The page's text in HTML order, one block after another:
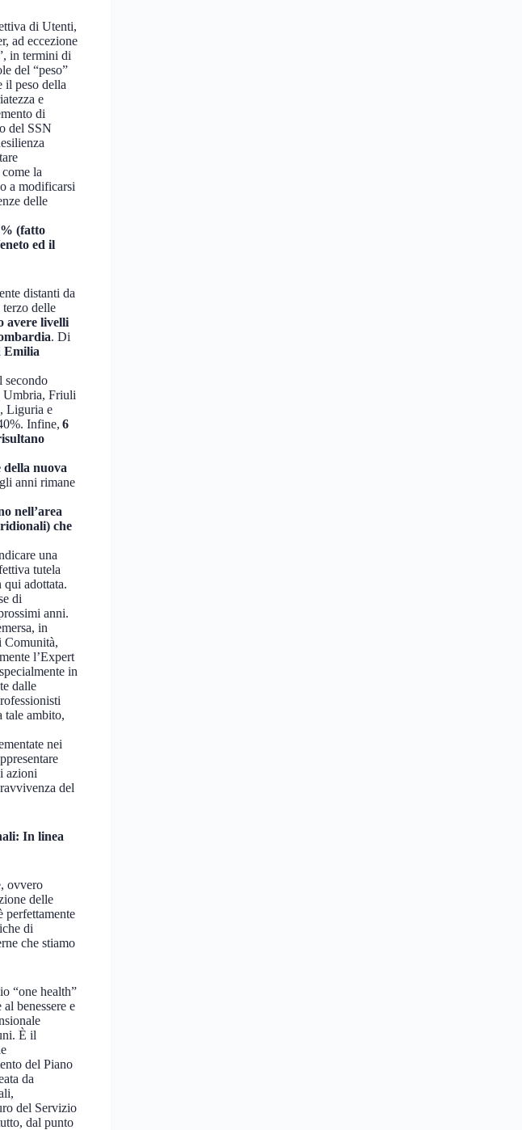
di Utenti,
ad eccezione
in termini di
del “peso”
il peso della
e
di
del SSN
la
a modificarsi
delle
(fatto
ed il
distanti da
terzo delle
avere livelli
. Di
Emilia
secondo
Umbria, Friuli
Liguria e
Infine, 6
della nuova
anni rimane
nell’area
che
una
tutela
qui adottata.
di
anni.
in
Comunità,
l’Expert
in
dalle
tale ambito,
nei
azioni
del
In linea
ovvero
delle
perfettamente
di
che stiamo
“one health”
benessere e
È il
del Piano
da
del Servizio
dal punto